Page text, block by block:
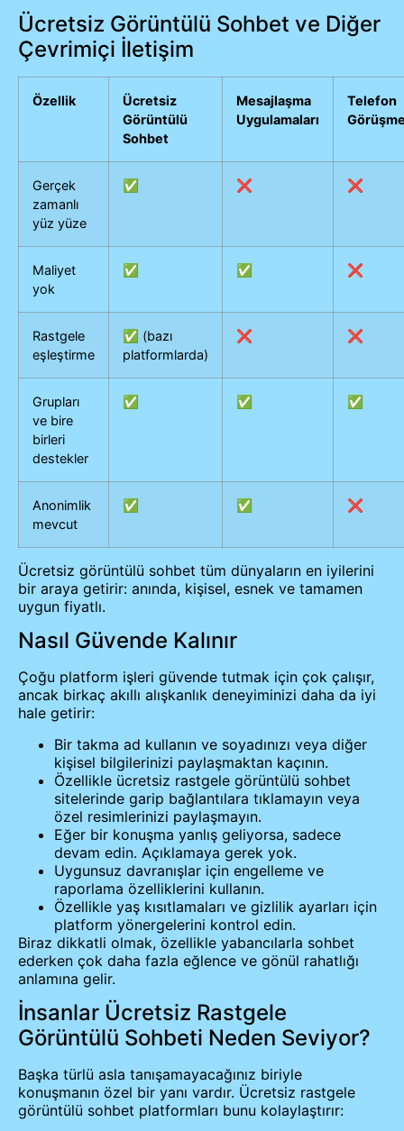
Ücretsiz Görüntülü Sohbet ve Diğer
Çevrimiçi İletişim
Özellik
Ücretsiz
Görüntülü
Sohbet
Mesajlaşma
Uygulamaları
Telefon
Gerçek
zamanlı
yüz yüze
✅ ❌ ❌
Maliyet
yok
✅ ✅ ❌
Rastgele
eşleştirme
✅ (bazı
platformlarda)
❌ ❌
Grupları
ve bire
birleri
destekler
✅ ✅ ✅
Anonimlik
mevcut
✅ ✅ ❌
Ücretsiz görüntülü sohbet tüm dünyaların en iyilerini
bir araya getirir: anında, kişisel, esnek ve tamamen
uygun fiyatlı.
Nasıl Güvende Kalınır
Çoğu platform işleri güvende tutmak için çok çalışır,
ancak birkaç akıllı alışkanlık deneyiminizi daha da iyi
hale getirir:
Bir takma ad kullanın ve soyadınızı veya diğer
kişisel bilgilerinizi paylaşmaktan kaçının.
Özellikle ücretsiz rastgele görüntülü sohbet
sitelerinde garip bağlantılara tıklamayın veya
özel resimlerinizi paylaşmayın.
Eğer bir konuşma yanlış geliyorsa, sadece
devam edin. Açıklamaya gerek yok.
Uygunsuz davranışlar için engelleme ve
raporlama özelliklerini kullanın.
Özellikle yaş kısıtlamaları ve gizlilik ayarları için
platform yönergelerini kontrol edin.
Biraz dikkatli olmak, özellikle yabancılarla sohbet
ederken çok daha fazla eğlence ve gönül rahatlığı
anlamına gelir.
İnsanlar Ücretsiz Rastgele
Görüntülü Sohbeti Neden Seviyor?
Başka türlü asla tanışamayacağınız biriyle
konuşmanın özel bir yanı vardır. Ücretsiz rastgele
görüntülü sohbet platformları bunu kolaylaştırır: